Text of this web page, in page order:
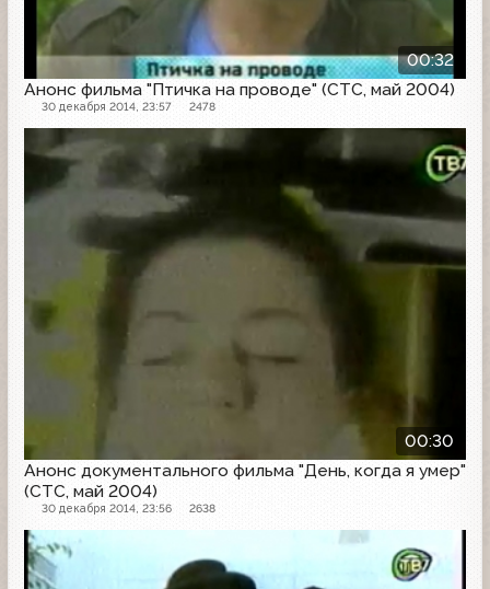
00:32
Анонс фильма "Птичка на проводе" (СТС, май 2004)
30 декабря 2014, 23:57 2478
00:30
Анонс документального фильма "День, когда я умер"
(СТС, май 2004)
30 декабря 2014, 23:56 2638
Анонс